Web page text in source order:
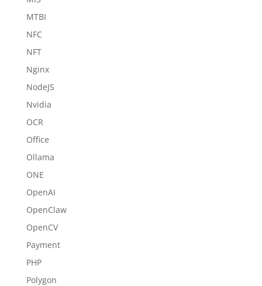
MTBI
NFC
NFT
Nginx
NodeJS
Nvidia
OCR
Office
Ollama
ONE
OpenAI
OpenClaw
OpenCV
Payment
PHP
Polygon